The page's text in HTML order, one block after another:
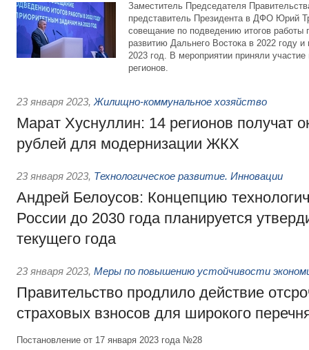
Заместитель Председателя
представитель Президента в ДФО Юрий
совещание по подведению итогов работы
развитию Дальнего Востока в 2022 году
2023 год. В мероприятии приняли
регионов.
23 января 2023, Жилищно-коммунальное хозяйство
Марат Хуснуллин: 14 регионов получат
рублей для модернизации ЖКХ
23 января 2023, Технологическое развитие. Инновации
Андрей Белоусов: Концепцию
России до 2030 года планируется
текущего года
23 января 2023, Меры по повышению устойчивости
Правительство продлило действие
страховых взносов для широкого
Постановление от 17 января 2023 года №28